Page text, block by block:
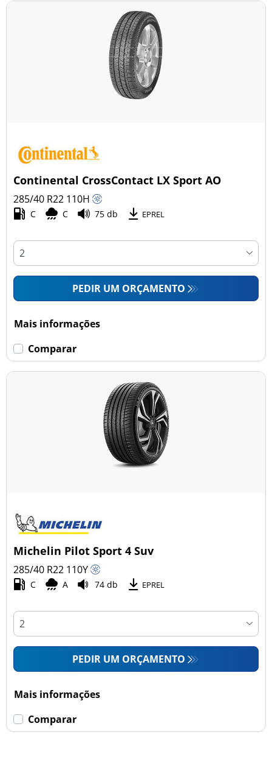
Continental CrossContact LX Sport AO
285/40 R22 110H
C C 75 db EPREL
PEDIR UM ORÇAMENTO
Mais informações
Comparar
Michelin Pilot Sport 4 Suv
285/40 R22 110Y
C A 74 db EPREL
PEDIR UM ORÇAMENTO
Mais informações
Comparar